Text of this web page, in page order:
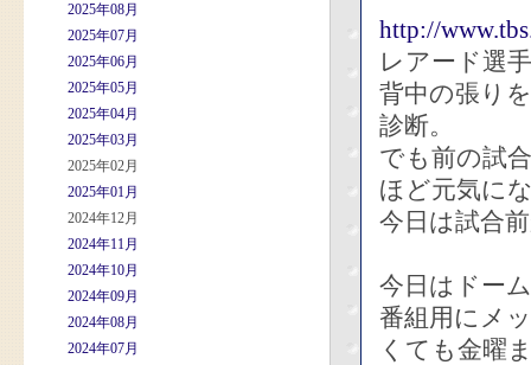
2025年08月
2025年07月
2025年06月
2025年05月
2025年04月
2025年03月
2025年02月
2025年01月
2024年12月
2024年11月
2024年10月
2024年09月
2024年08月
2024年07月
http://
レアード選
背中の張り
診断。
でも前の試
ほど元気に
今日は試合
今日はドー
番組用にメ
くても金曜